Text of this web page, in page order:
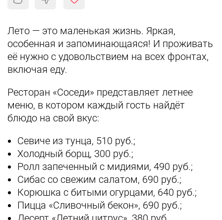
Лето — это маленькая жизнь. Яркая,
особенная и запоминающаяся! И проживать
её нужно с удовольствием на всех фронтах,
включая еду.
Ресторан «Соседи» представляет летнее
меню, в котором каждый гость найдёт
блюдо на свой вкус:
Севиче из тунца, 510 руб.;
Холодный борщ, 300 руб.;
Ролл запеченный с мидиями, 490 руб.;
Сибас со свежим салатом, 690 руб.;
Корюшка с битыми огурцами, 640 руб.;
Пицца «Сливочный бекон», 690 руб.;